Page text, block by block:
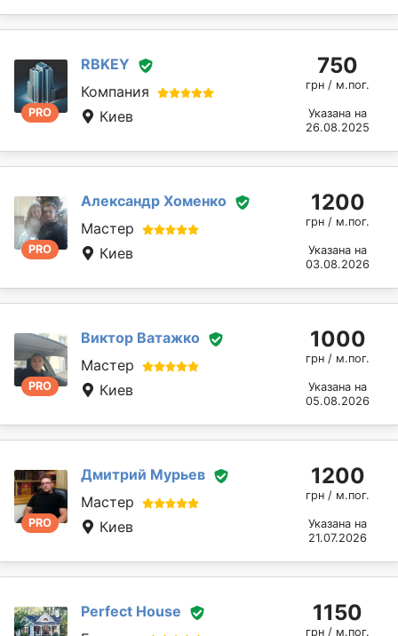
PRO
RBKEY
Компания
Киев
750
грн / м.пог.
Указана на
26.08.2025
PRO
Александр Хоменко
Мастер
Киев
1200
грн / м.пог.
Указана на
03.08.2026
PRO
Виктор Ватажко
Мастер
Киев
1000
грн / м.пог.
Указана на
05.08.2026
PRO
Дмитрий Мурьев
Мастер
Киев
1200
грн / м.пог.
Указана на
21.07.2026
Perfect House
1150
грн / м.пог.